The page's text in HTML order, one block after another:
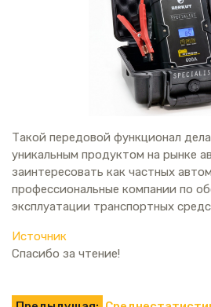
Такой передовой функционал
уникальным продуктом на рынке
заинтересовать как частных
профеcсиональные компании по
эксплуатации транспортных
Источник
Спасибо за чтение!